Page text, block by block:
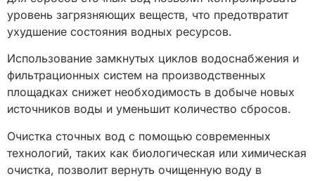
уровень загрязняющих веществ, что предотвратит
ухудшение состояния водных ресурсов.
Использование замкнутых циклов водоснабжения и
фильтрационных систем на производственных
площадках снижет необходимость в добыче новых
источников воды и уменьшит количество сбросов.
Очистка сточных вод с помощью современных
технологий, таких как биологическая или химическая
очистка, позволит вернуть очищенную воду в